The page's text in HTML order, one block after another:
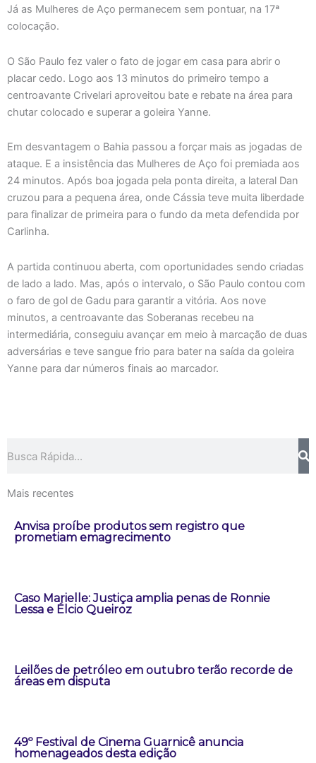
Já as Mulheres de Aço permanecem sem pontuar, na 17ª
colocação.
O São Paulo fez valer o fato de jogar em casa para abrir o
placar cedo. Logo aos 13 minutos do primeiro tempo a
centroavante Crivelari aproveitou bate e rebate na área para
chutar colocado e superar a goleira Yanne.
Em desvantagem o Bahia passou a forçar mais as jogadas de
ataque. E a insistência das Mulheres de Aço foi premiada aos
24 minutos. Após boa jogada pela ponta direita, a lateral Dan
cruzou para a pequena área, onde Cássia teve muita liberdade
para finalizar de primeira para o fundo da meta defendida por
Carlinha.
A partida continuou aberta, com oportunidades sendo criadas
de lado a lado. Mas, após o intervalo, o São Paulo contou com
o faro de gol de Gadu para garantir a vitória. Aos nove
minutos, a centroavante das Soberanas recebeu na
intermediária, conseguiu avançar em meio à marcação de duas
adversárias e teve sangue frio para bater na saída da goleira
Yanne para dar números finais ao marcador.
Mais recentes
Anvisa proíbe produtos sem registro que
prometiam emagrecimento
Caso Marielle: Justiça amplia penas de Ronnie
Lessa e Élcio Queiroz
Leilões de petróleo em outubro terão recorde de
áreas em disputa
49º Festival de Cinema Guarnicê anuncia
homenageados desta edição